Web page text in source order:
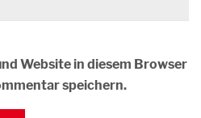
Website in diesem Browser
speichern.